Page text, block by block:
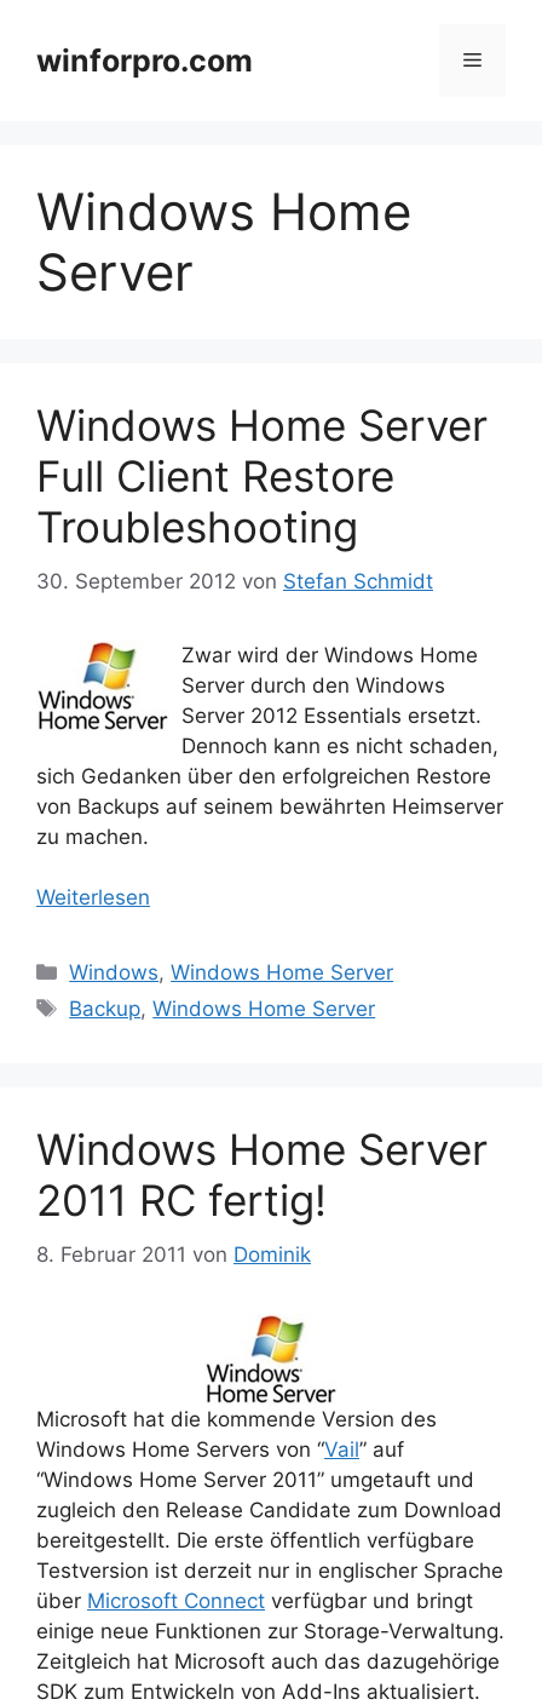
springenwinforpro.com Menü
Windows Home
Server
Windows Home Server
Full Client Restore
Troubleshooting
30. September 2012 von Stefan Schmidt
Zwar wird der Windows Home
Server durch den Windows
Server 2012 Essentials ersetzt.
Dennoch kann es nicht schaden,
sich Gedanken über den erfolgreichen Restore
von Backups auf seinem bewährten Heimserver
zu machen.
Weiterlesen
Kategorien
Windows,Windows Home Server
Schlagwörter
Backup,Windows Home Server
Windows Home Server
2011 RC fertig!
8. Februar 2011 von Dominik
Microsoft hat die kommende Version des
Windows Home Servers von “Vail” auf
“Windows Home Server 2011” umgetauft und
zugleich den Release Candidate zum Download
bereitgestellt. Die erste öffentlich verfügbare
Testversion ist derzeit nur in englischer Sprache
über Microsoft Connect verfügbar und bringt
einige neue Funktionen zur Storage-Verwaltung.
Zeitgleich hat Microsoft auch das dazugehörige
SDK zum Entwickeln von Add-Ins aktualisiert.